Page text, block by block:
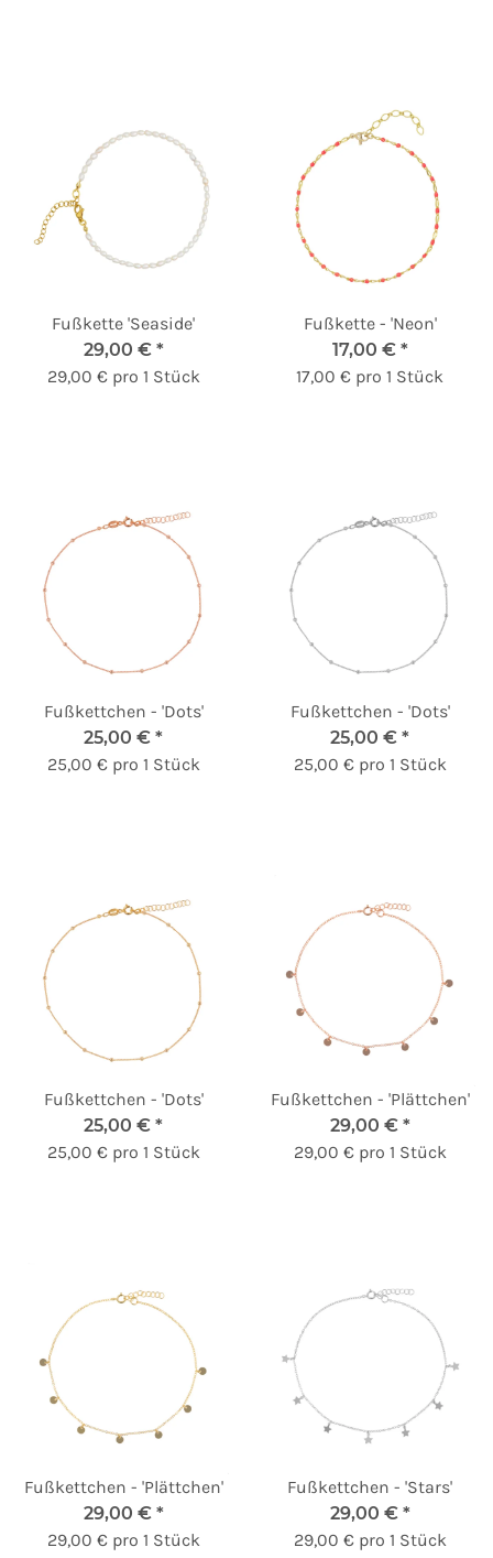
Fußkette 'Seaside'
29,00 € *
29,00 € pro 1 Stück
Fußkette - 'Neon'
17,00 € *
17,00 € pro 1 Stück
Fußkettchen - 'Dots'
25,00 € *
25,00 € pro 1 Stück
Fußkettchen - 'Dots'
25,00 € *
25,00 € pro 1 Stück
Fußkettchen - 'Dots'
25,00 € *
25,00 € pro 1 Stück
Fußkettchen - 'Plättchen'
29,00 € *
29,00 € pro 1 Stück
Fußkettchen - 'Plättchen'
29,00 € *
29,00 € pro 1 Stück
Fußkettchen - 'Stars'
29,00 € *
29,00 € pro 1 Stück